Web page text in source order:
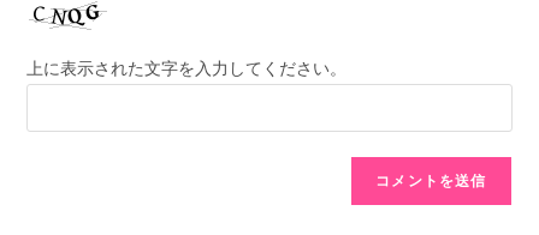
上に表示された文字を入力してください。